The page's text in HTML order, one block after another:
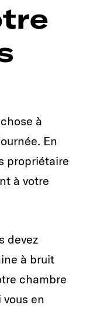
à
En
propriétaire
à votre
devez
à bruit
chambre
en